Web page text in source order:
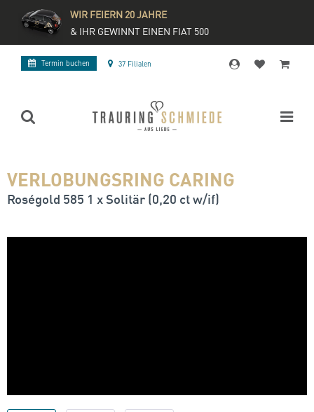
WIR FEIERN 20 JAHRE
& IHR GEWINNT EINEN FIAT 500
Termin buchen 37 Filialen
VERLOBUNGSRING CARING
Roségold 585 1 x Solitär (0,20 ct w/if)